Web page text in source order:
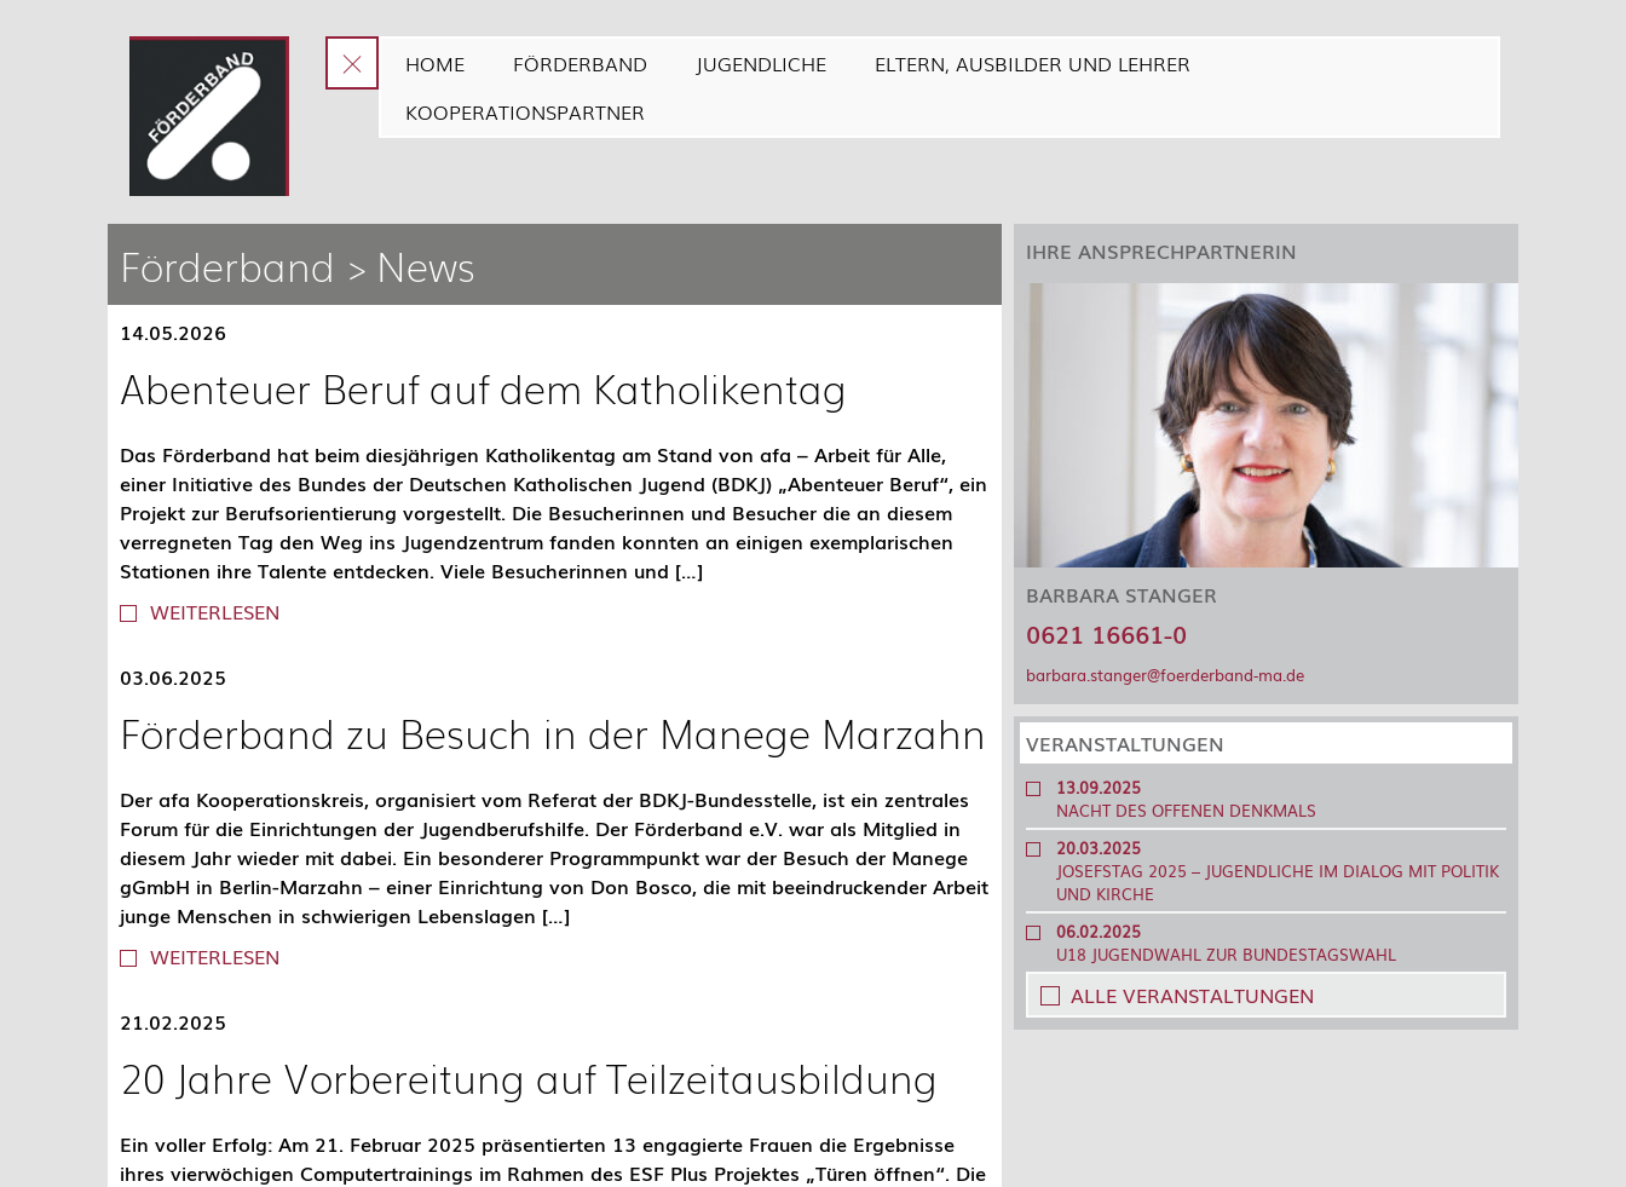
HOME FÖRDERBAND JUGENDLICHE
ELTERN, AUSBILDER UND LEHRER
KOOPERATIONSPARTNER
Förderband > News
14.05.2026
Abenteuer Beruf auf dem Katholikentag
Das Förderband hat beim diesjährigen Katholikentag am Stand von afa – Arbeit für Alle,
einer Initiative des Bundes der Deutschen Katholischen Jugend (BDKJ) „Abenteuer Beruf“, ein
Projekt zur Berufsorientierung vorgestellt. Die Besucherinnen und Besucher die an diesem
verregneten Tag den Weg ins Jugendzentrum fanden konnten an einigen exemplarischen
Stationen ihre Talente entdecken. Viele Besucherinnen und […]
WEITERLESEN
03.06.2025
Förderband zu Besuch in der Manege Marzahn
Der afa Kooperationskreis, organisiert vom Referat der BDKJ-Bundesstelle, ist ein zentrales
Forum für die Einrichtungen der Jugendberufshilfe. Der Förderband e.V. war als Mitglied in
diesem Jahr wieder mit dabei. Ein besonderer Programmpunkt war der Besuch der Manege
gGmbH in Berlin-Marzahn – einer Einrichtung von Don Bosco, die mit beeindruckender Arbeit
junge Menschen in schwierigen Lebenslagen […]
WEITERLESEN
21.02.2025
20 Jahre Vorbereitung auf Teilzeitausbildung
Ein voller Erfolg: Am 21. Februar 2025 präsentierten 13 engagierte Frauen die Ergebnisse
ihres vierwöchigen Computertrainings im Rahmen des ESF Plus Projektes „Türen öffnen“. Die
IHRE ANSPRECHPARTNERIN
BARBARA STANGER
0621 16661-0
barbara.stanger@foerderband-ma.de
VERANSTALTUNGEN
13.09.2025
NACHT DES OFFENEN DENKMALS
20.03.2025
JOSEFSTAG 2025 – JUGENDLICHE IM DIALOG MIT POLITIK
UND KIRCHE
06.02.2025
U18 JUGENDWAHL ZUR BUNDESTAGSWAHL
ALLE VERANSTALTUNGEN